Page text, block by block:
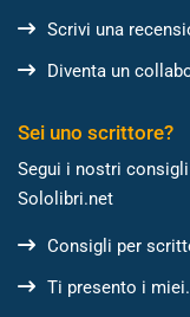
Scrivi una
Diventa un
Sei uno scrittore?
Segui i nostri
Sololibri.net
Consigli per
Ti presento i